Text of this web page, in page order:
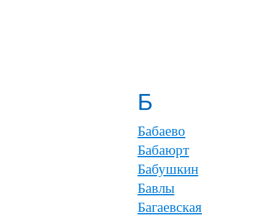
Б
Бабаево
Бабаюрт
Бабушкин
Бавлы
Багаевская